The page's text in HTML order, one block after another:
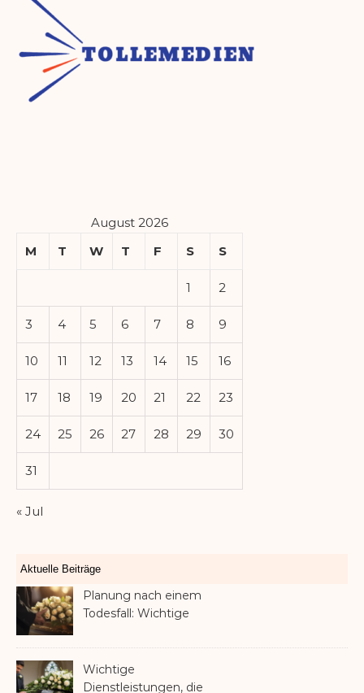
August 2026
M
T W T F S S
1 2
3 4 5 6 7 8 9
10 11 12 13 14 15 16
17 18 19 20 21 22 23
24 25 26 27 28 29 30
31
« Jul
Aktuelle Beiträge
Planung nach einem
Todesfall: Wichtige
Familie in Betracht ziehen
sollte
Wichtige
Dienstleistungen, die